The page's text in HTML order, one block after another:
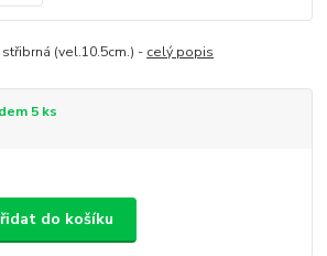
(vel.10.5cm.) - celý popis
5 ks
do košíku